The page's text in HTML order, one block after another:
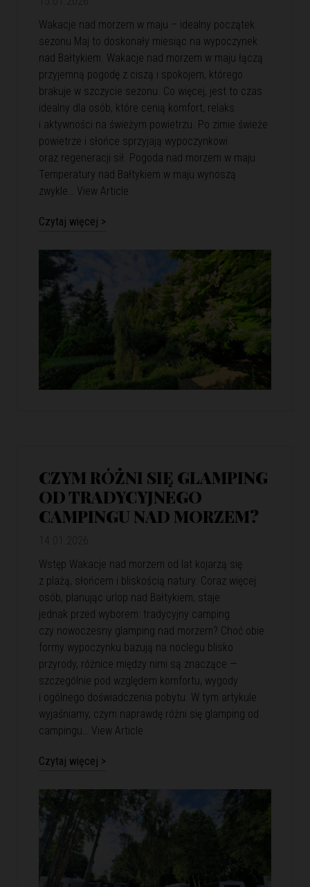
Wakacje nad morzem w maju – idealny początek
sezonu Maj to doskonały miesiąc na wypoczynek
nad Bałtykiem. Wakacje nad morzem w maju łączą
przyjemną pogodę z ciszą i spokojem, którego
brakuje w szczycie sezonu. Co więcej, jest to czas
idealny dla osób, które cenią komfort, relaks
i aktywności na świeżym powietrzu. Po zimie świeże
powietrze i słońce sprzyjają wypoczynkowi
oraz regeneracji sił. Pogoda nad morzem w maju
Temperatury nad Bałtykiem w maju wynoszą
zwykle… View Article
Czytaj więcej >
CZYM RÓŻNI SIĘ GLAMPING
OD TRADYCYJNEGO
CAMPINGU NAD MORZEM?
Wstęp Wakacje nad morzem od lat kojarzą się
z plażą, słońcem i bliskością natury. Coraz więcej
osób, planując urlop nad Bałtykiem, staje
jednak przed wyborem: tradycyjny camping
czy nowoczesny glamping nad morzem? Choć obie
formy wypoczynku bazują na noclegu blisko
przyrody, różnice między nimi są znaczące —
szczególnie pod względem komfortu, wygody
i ogólnego doświadczenia pobytu. W tym artykule
wyjaśniamy, czym naprawdę różni się glamping od
campingu… View Article
Czytaj więcej >